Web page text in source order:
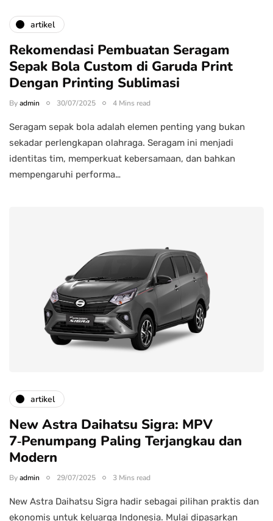
artikel
Rekomendasi Pembuatan Seragam
Sepak Bola Custom di Garuda Print
Dengan Printing Sublimasi
Byadmin 30/07/2025 4 Mins read
Seragam sepak bola adalah elemen penting yang bukan
sekadar perlengkapan olahraga. Seragam ini menjadi
identitas tim, memperkuat kebersamaan, dan bahkan
mempengaruhi performa…
artikel
New Astra Daihatsu Sigra: MPV
7‑Penumpang Paling Terjangkau dan
Modern
Byadmin 29/07/2025 3 Mins read
New Astra Daihatsu Sigra hadir sebagai pilihan praktis dan
ekonomis untuk keluarga Indonesia. Mulai dipasarkan